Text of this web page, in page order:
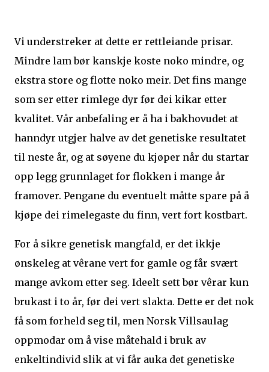
Vi understreker at dette er rettleiande prisar.
Mindre lam bør kanskje koste noko mindre, og
ekstra store og flotte noko meir. Det fins mange
som ser etter rimlege dyr før dei kikar etter
kvalitet. Vår anbefaling er å ha i bakhovudet at
hanndyr utgjer halve av det genetiske resultatet
til neste år, og at søyene du kjøper når du startar
opp legg grunnlaget for flokken i mange år
framover. Pengane du eventuelt måtte spare på å
kjøpe dei rimelegaste du finn, vert fort kostbart.
For å sikre genetisk mangfald, er det ikkje
ønskeleg at vêrane vert for gamle og får svært
mange avkom etter seg. Ideelt sett bør vêrar kun
brukast i to år, før dei vert slakta. Dette er det nok
få som forheld seg til, men Norsk Villsaulag
oppmodar om å vise måtehald i bruk av
enkeltindivid slik at vi får auka det genetiske